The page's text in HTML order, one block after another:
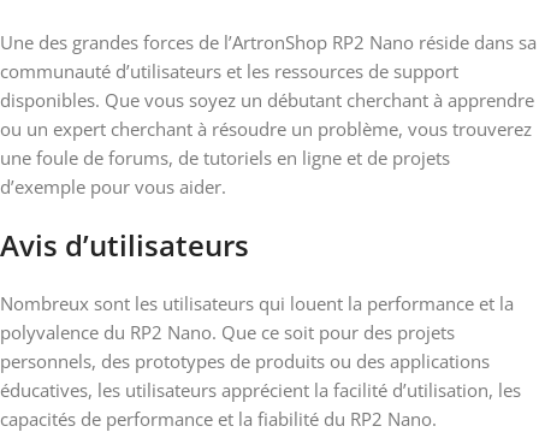
Une des grandes forces de l’ArtronShop RP2 Nano réside dans sa
communauté d’utilisateurs et les ressources de support
disponibles. Que vous soyez un débutant cherchant à apprendre
ou un expert cherchant à résoudre un problème, vous trouverez
une foule de forums, de tutoriels en ligne et de projets
d’exemple pour vous aider.
Avis d’utilisateurs
Nombreux sont les utilisateurs qui louent la performance et la
polyvalence du RP2 Nano. Que ce soit pour des projets
personnels, des prototypes de produits ou des applications
éducatives, les utilisateurs apprécient la facilité d’utilisation, les
capacités de performance et la fiabilité du RP2 Nano.